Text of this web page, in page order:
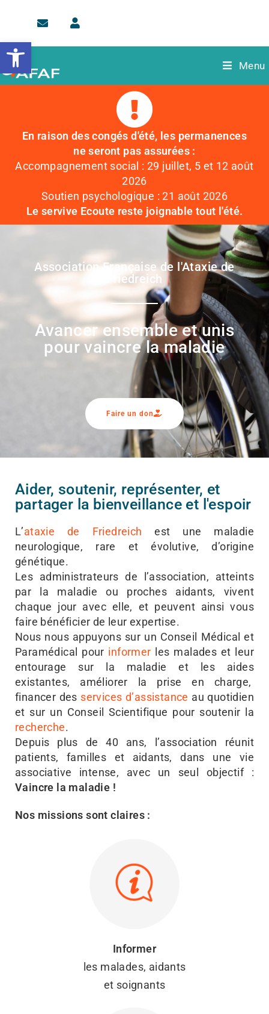
Ouvrir la barre d’outils
Menu
En raison des congés d'été, les permanences
ne seront pas assurées :
Accompagnement social : 29 juillet, 5 et 12 août
2026
Soutien psychologique : 21 août 2026
Le servive Ecoute reste joignable tout l'été.
Association Française de l'Ataxie de
Friedreich
Avancer ensemble et unis
pour vaincre la maladie
Faire un don
Aider, soutenir, représenter, et
partager la bienveillance et l'espoir
L’ataxie de Friedreich est une maladie
neurologique, rare et évolutive, d’origine
génétique.
Les administrateurs de l’association, atteints
par la maladie ou proches aidants, vivent
chaque jour avec elle, et peuvent ainsi vous
faire bénéficier de leur expertise.
Nous nous appuyons sur un Conseil Médical et
Paramédical pour informer les malades et leur
entourage sur la maladie et les aides
existantes, améliorer la prise en charge,
financer des services d’assistance au quotidien
et sur un Conseil Scientifique pour soutenir la
recherche.
Depuis plus de 40 ans, l’association réunit
patients, familles et aidants, dans une vie
associative intense, avec un seul objectif :
Vaincre la maladie !
Nos missions sont claires :
Informer
les malades, aidants
et soignants